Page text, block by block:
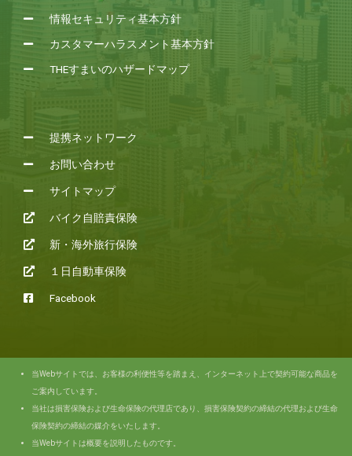
情報セキュリティ基本方針
カスタマーハラスメント基本方針
THEすまいのハザードマップ
提携ネットワーク
お問い合わせ
サイトマップ
バイク自賠責保険
新・海外旅行保険
１日自動車保険
Facebook
当Webサイトでは、お客様の利便性等を踏まえ、インターネット上で契約可能な商品を
ご案内しています。
当社は損害保険および生命保険の代理店であり、損害保険契約の締結の代理および生命
保険契約の締結の媒介をいたします。
当Webサイトは概要を説明したものです。